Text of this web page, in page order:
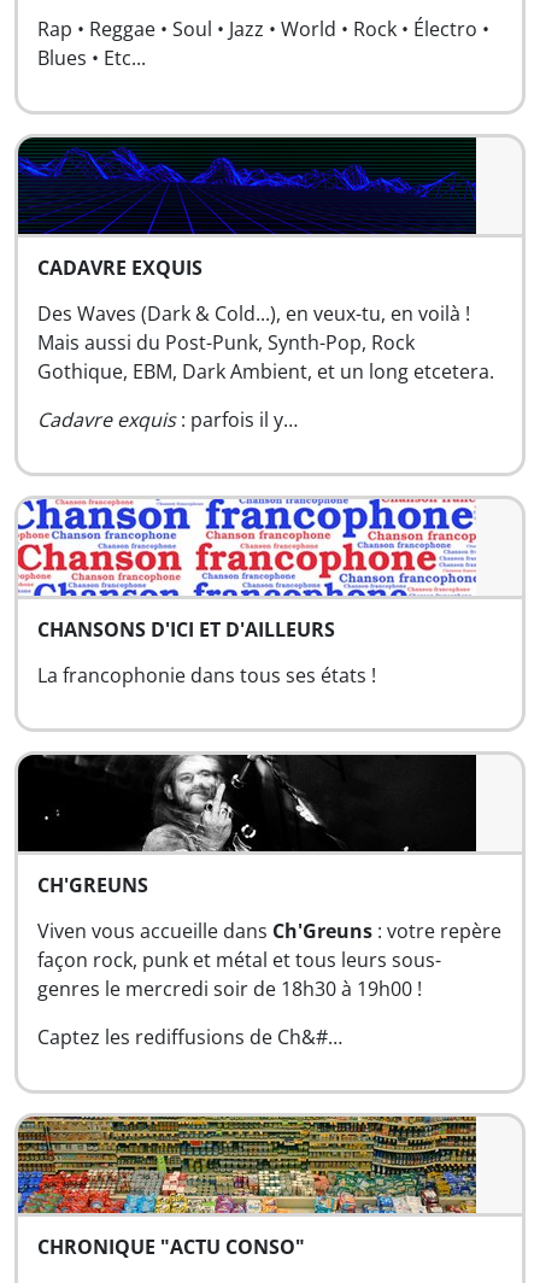
Rap • Reggae • Soul • Jazz • World • Rock • Électro •
Blues • Etc...
CADAVRE EXQUIS
Des Waves (Dark & Cold...), en veux-tu, en voilà !
Mais aussi du Post-Punk, Synth-Pop, Rock
Gothique, EBM, Dark Ambient, et un long etcetera.
Cadavre exquis: parfois il y…
CHANSONS D'ICI ET D'AILLEURS
La francophonie dans tous ses états !
CH'GREUNS
Viven vous accueille dans Ch'Greuns : votre repère
façon rock, punk et métal et tous leurs sous-
genres le mercredi soir de 18h30 à 19h00 !
Captez les rediffusions de Ch&#…
CHRONIQUE "ACTU CONSO"